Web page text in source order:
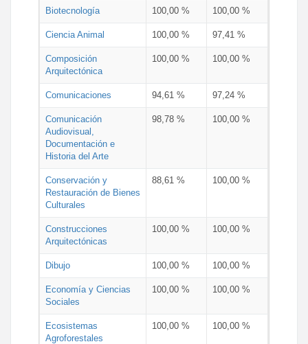
Biotecnología 100,00 % 100,00 %
Ciencia Animal 100,00 % 97,41 %
Composición
Arquitectónica
100,00 % 100,00 %
Comunicaciones 94,61 % 97,24 %
Comunicación
Audiovisual,
Documentación e
Historia del Arte
98,78 % 100,00 %
Conservación y
Restauración de Bienes
Culturales
88,61 % 100,00 %
Construcciones
Arquitectónicas
100,00 % 100,00 %
Dibujo 100,00 % 100,00 %
Economía y Ciencias
Sociales
100,00 % 100,00 %
Ecosistemas
Agroforestales
100,00 % 100,00 %